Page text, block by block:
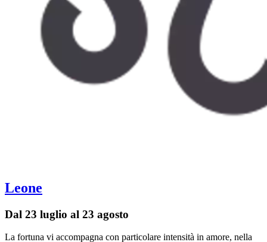
Leone
Dal 23 luglio al 23 agosto
La fortuna vi accompagna con particolare intensità in amore, nella